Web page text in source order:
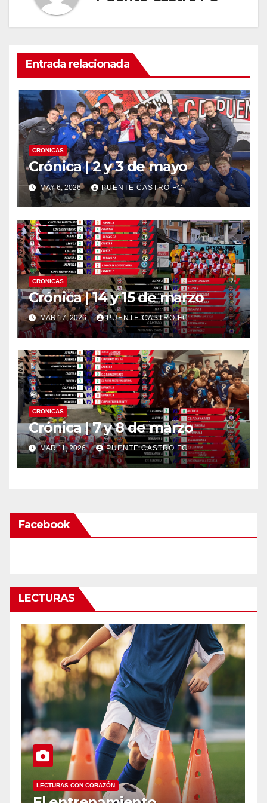
Entrada relacionada
CRONICAS
Crónica | 2 y 3 de mayo
MAY 6, 2026 PUENTE CASTRO FC
CRONICAS
Crónica | 14 y 15 de marzo
MAR 17, 2026 PUENTE CASTRO FC
CRONICAS
Crónica | 7 y 8 de marzo
MAR 11, 2026 PUENTE CASTRO FC
Facebook
LECTURAS
LECTURAS CON CORAZÓN